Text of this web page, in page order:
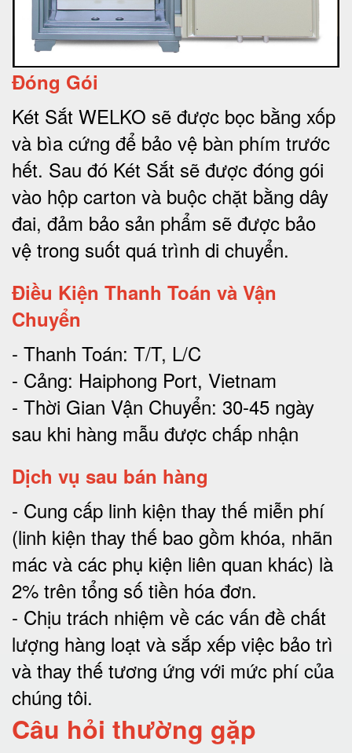
Đóng Gói
Két Sắt WELKO sẽ được bọc bằng xốp
và bìa cứng để bảo vệ bàn phím trước
hết. Sau đó Két Sắt sẽ được đóng gói
vào hộp carton và buộc chặt bằng dây
đai, đảm bảo sản phẩm sẽ được bảo
vệ trong suốt quá trình di chuyển.
Điều Kiện Thanh Toán và Vận
Chuyển
- Thanh Toán: T/T, L/C
- Cảng: Haiphong Port, Vietnam
- Thời Gian Vận Chuyển: 30-45 ngày
sau khi hàng mẫu được chấp nhận
Dịch vụ sau bán hàng
- Cung cấp linh kiện thay thế miễn phí
(linh kiện thay thế bao gồm khóa, nhãn
mác và các phụ kiện liên quan khác) là
2% trên tổng số tiền hóa đơn.
- Chịu trách nhiệm về các vấn đề chất
lượng hàng loạt và sắp xếp việc bảo trì
và thay thế tương ứng với mức phí của
chúng tôi.
Câu hỏi thường gặp